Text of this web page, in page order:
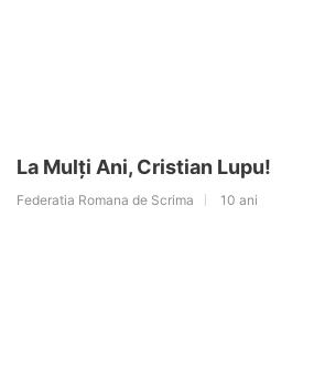
La Mulți Ani, Cristian Lupu!
Federatia Romana de Scrima 10 ani